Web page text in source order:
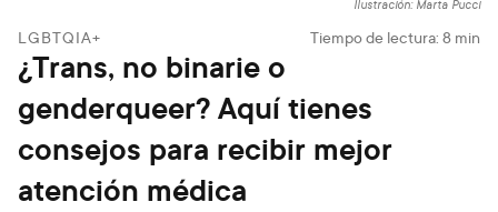
Ilustración: Marta Pucci
LGBTQIA+ Tiempo de lectura: 8 min
¿Trans, no binarie o
genderqueer? Aquí tienes
consejos para recibir mejor
atención médica